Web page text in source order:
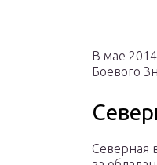
В мае
Боевого
Северная